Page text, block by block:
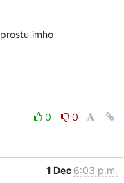
imho
0
0
1 Dec 6:03 p.m.